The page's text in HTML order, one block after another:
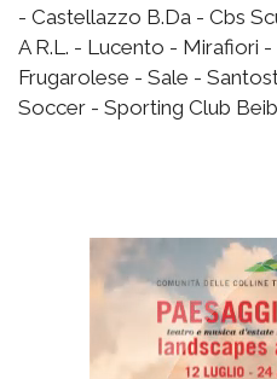
- Castellazzo B.Da - Cbs
A R.L. - Lucento - Mirafiori
Frugarolese - Sale -
Soccer - Sporting Club